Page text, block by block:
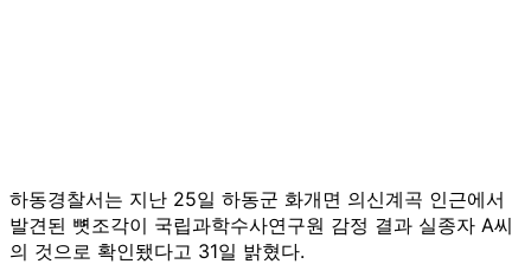
하동경찰서는 지난 25일 하동군 화개면 의신계곡 인근에서
발견된 뼛조각이 국립과학수사연구원 감정 결과 실종자 A씨
의 것으로 확인됐다고 31일 밝혔다.